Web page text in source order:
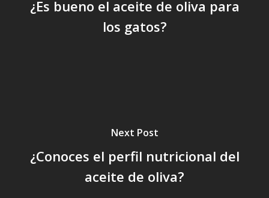
¿Es bueno el aceite de oliva para
los gatos?
Next Post
¿Conoces el perfil nutricional del
aceite de oliva?